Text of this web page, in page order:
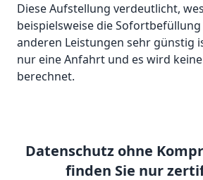
Diese Aufstellung verdeutlicht,
beispielsweise die
anderen Leistungen sehr günstig
nur eine Anfahrt und es wird
berechnet.
Datenschutz ohne
finden Sie nur